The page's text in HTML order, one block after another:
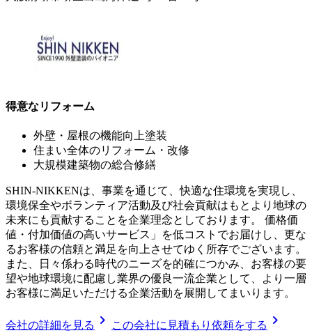
得意なリフォーム
外壁・屋根の機能向上塗装
住まい全体のリフォーム・改修
大規模建築物の総合修繕
SHIN-NIKKENは、事業を通じて、快適な住環境を実現し、
環境保全やボランティア活動及び社会貢献はもとより地球の
未来にも貢献することを企業理念としております。 価格価
値・付加価値の高いサービス」を低コストでお届けし、更な
るお客様の信頼と満足を向上させてゆく所存でございます。
また、日々係わる時代のニーズを的確につかみ、お客様の要
望や地球環境に配慮し業界の優良一流企業として、より一層
お客様に満足いただける企業活動を展開してまいります。
会社の詳細を見る chevron_right この会社に見積もり依頼をする chevron_right